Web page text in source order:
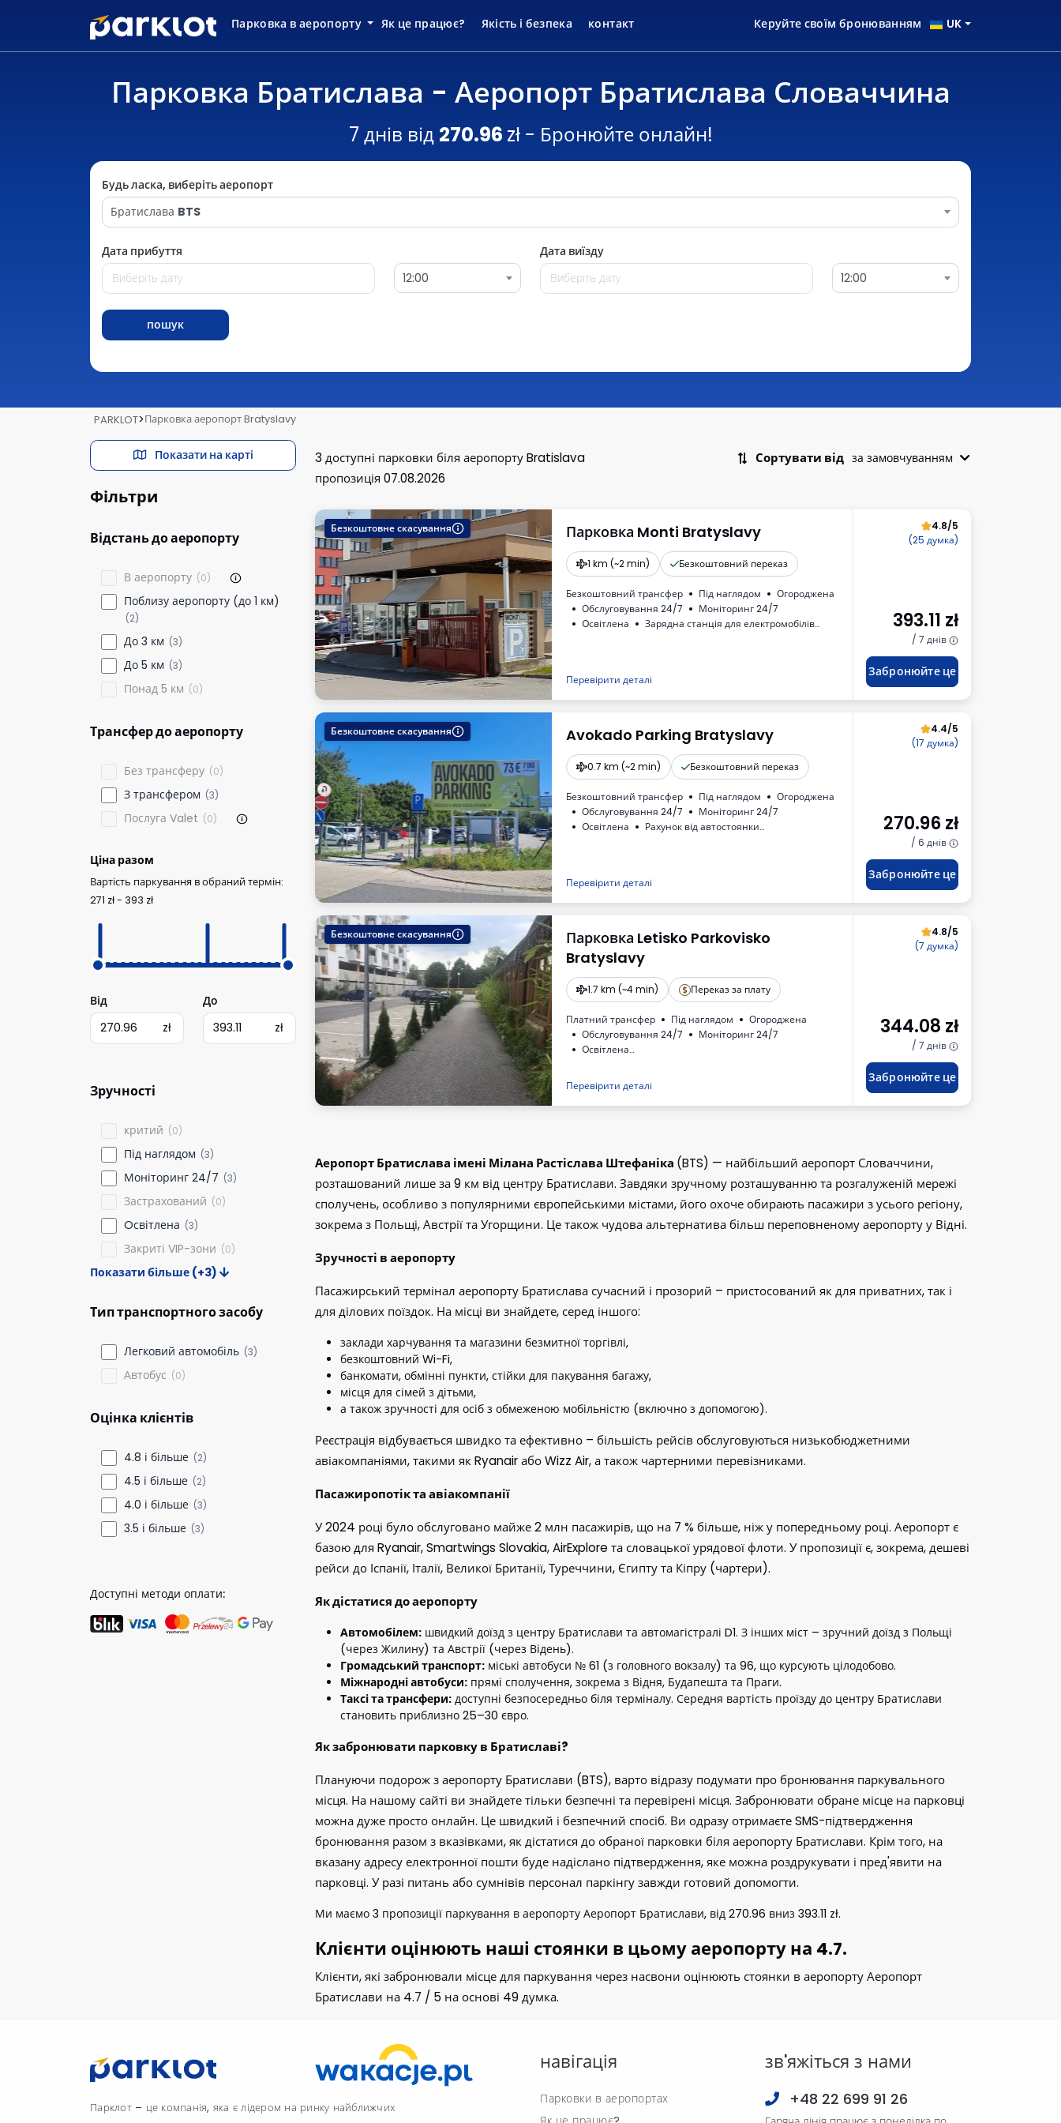
Парковка в аеропорту Як це працює? Якість і безпека контакт Керуйте своїм бронюванням UK
Парковка Братислава - Аеропорт Братислава Словаччина
7 днів від 270.96 zł - Бронюйте онлайн!
Будь ласка, виберіть аеропорт
Братислава BTS
Дата прибуття
12:00
Дата виїзду
12:00
пошук
PARKLOT>Парковка аеропорт Bratyslavy
Показати на карті
Фільтри
Відстань до аеропорту
В аеропорту (0)
Поблизу аеропорту (до 1 км)
(2)
До 3 км (3)
До 5 км (3)
Понад 5 км (0)
Трансфер до аеропорту
Без трансферу (0)
З трансфером (3)
Послуга Valet (0)
Ціна разом
Вартість паркування в обраний термін:
271 zł - 393 zł
Від
zł
До
zł
Зручності
критий (0)
Під наглядом (3)
Моніторинг 24/7 (3)
Застрахований (0)
Oсвітлена (3)
Закриті VIP-зони (0)
Показати більше (+3)
Тип транспортного засобу
Легковий автомобіль (3)
Автобус (0)
Оцінка клієнтів
4.8 і більше (2)
4.5 і більше (2)
4.0 і більше (3)
3.5 і більше (3)
Доступні методи оплати:
3 доступні парковки біля аеропорту Bratislava
пропозиція 07.08.2026
Сортувати від за замовчуванням
Безкоштовне скасування Парковка Monti Bratyslavy
1 km (~2 min) Безкоштовний переказ
Безкоштовний трансфер Під наглядом
Огороджена
Обслуговування 24/7
Моніторинг 24/7
Oсвітлена
Зарядна станція для електромобілів
Перевірити деталі
4.8/5
(25 думка)
393.11 zł
/ 7 днів
Забронюйте це
Безкоштовне скасування Avokado Parking Bratyslavy
0.7 km (~2 min) Безкоштовний переказ
Безкоштовний трансфер Під наглядом
Огороджена
Обслуговування 24/7
Моніторинг 24/7
Oсвітлена
Рахунок від автостоянки
Перевірити деталі
4.4/5
(17 думка)
270.96zł
/ 6 днів
Забронюйте це
Безкоштовне скасування
Парковка Letisko Parkovisko
Bratyslavy
1.7 km (~4 min) Переказ за плату
Платний трансфер Під наглядом
Огороджена
Обслуговування 24/7
Моніторинг 24/7
Oсвітлена
Перевірити деталі
4.8/5
(7 думка)
344.08 zł
/ 7 днів
Забронюйте це
Аеропорт Братислава імені Мілана Растіслава Штефаніка (BTS) — найбільший аеропорт Словаччини,
розташований лише за 9 км від центру Братислави. Завдяки зручному розташуванню та розгалуженій мережі
сполучень, особливо з популярними європейськими містами, його охоче обирають пасажири з усього регіону,
зокрема з Польщі, Австрії та Угорщини. Це також чудова альтернатива більш переповненому аеропорту у Відні.
Зручності в аеропорту
Пасажирський термінал аеропорту Братислава сучасний і прозорий – пристосований як для приватних, так і
для ділових поїздок. На місці ви знайдете, серед іншого:
заклади харчування та магазини безмитної торгівлі,
безкоштовний Wi-Fi,
банкомати, обмінні пункти, стійки для пакування багажу,
місця для сімей з дітьми,
а також зручності для осіб з обмеженою мобільністю (включно з допомогою).
Реєстрація відбувається швидко та ефективно – більшість рейсів обслуговуються низькобюджетними
авіакомпаніями, такими як Ryanair або Wizz Air, а також чартерними перевізниками.
Пасажиропотік та авіакомпанії
У 2024 році було обслуговано майже 2 млн пасажирів, що на 7 % більше, ніж у попередньому році. Аеропорт є
базою для Ryanair, Smartwings Slovakia, AirExplore та словацької урядової флоти. У пропозиції є, зокрема, дешеві
рейси до Іспанії, Італії, Великої Британії, Туреччини, Єгипту та Кіпру (чартери).
Як дістатися до аеропорту
Автомобілем: швидкий доїзд з центру Братислави та автомагістралі D1. З інших міст – зручний доїзд з Польщі
(через Жилину) та Австрії (через Відень).
Громадський транспорт: міські автобуси № 61 (з головного вокзалу) та 96, що курсують цілодобово.
Міжнародні автобуси: прямі сполучення, зокрема з Відня, Будапешта та Праги.
Таксі та трансфери: доступні безпосередньо біля терміналу. Середня вартість проїзду до центру Братислави
становить приблизно 25–30 євро.
Як забронювати парковку в Братиславі?
Плануючи подорож з аеропорту Братислави (BTS), варто відразу подумати про бронювання паркувального
місця. На нашому сайті ви знайдете тільки безпечні та перевірені місця. Забронювати обране місце на парковці
можна дуже просто онлайн. Це швидкий і безпечний спосіб. Ви одразу отримаєте SMS-підтвердження
бронювання разом з вказівками, як дістатися до обраної парковки біля аеропорту Братислави. Крім того, на
вказану адресу електронної пошти буде надіслано підтвердження, яке можна роздрукувати і пред'явити на
парковці. У разі питань або сумнівів персонал паркінгу завжди готовий допомогти.
Ми маємо 3 пропозиції паркування в аеропорту Аеропорт Братислави, від 270.96 вниз 393.11 zł.
Клієнти оцінюють наші стоянки в цьому аеропорту на 4.7.
Клієнти, які забронювали місце для паркування через насвони оцінюють стоянки в аеропорту Аеропорт
Братислави на 4.7 / 5 на основі 49 думка.
Парклот – це компанія, яка є лідером на ринку найближчих
навігація
Парковки в аеропортах
зв'яжіться з нами
+48 22 699 91 26